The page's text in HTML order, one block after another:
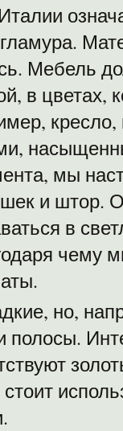
Мебель
в цветах,
кресло,
мы
и штор.
в
чему
но,
полосы.